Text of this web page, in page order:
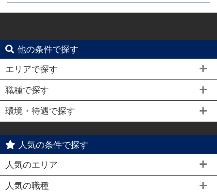
他の条件で探す
エリアで探す
職種で探す
環境・待遇で探す
人気の条件で探す
人気のエリア
人気の職種